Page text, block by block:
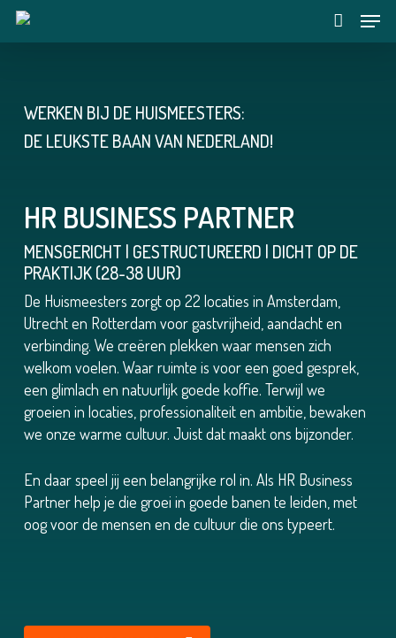
Skip
account
Menu
WERKEN BIJ DE HUISMEESTERS:
DE LEUKSTE BAAN VAN NEDERLAND!
HR BUSINESS PARTNER
MENSGERICHT | GESTRUCTUREERD | DICHT OP DE
PRAKTIJK (28-38 UUR)
De Huismeesters zorgt op 22 locaties in Amsterdam,
Utrecht en Rotterdam voor gastvrijheid, aandacht en
verbinding. We creëren plekken waar mensen zich
welkom voelen. Waar ruimte is voor een goed gesprek,
een glimlach en natuurlijk goede koffie. Terwijl we
groeien in locaties, professionaliteit en ambitie, bewaken
we onze warme cultuur. Juist dat maakt ons bijzonder.
En daar speel jij een belangrijke rol in. Als HR Business
Partner help je die groei in goede banen te leiden, met
oog voor de mensen en de cultuur die ons typeert.